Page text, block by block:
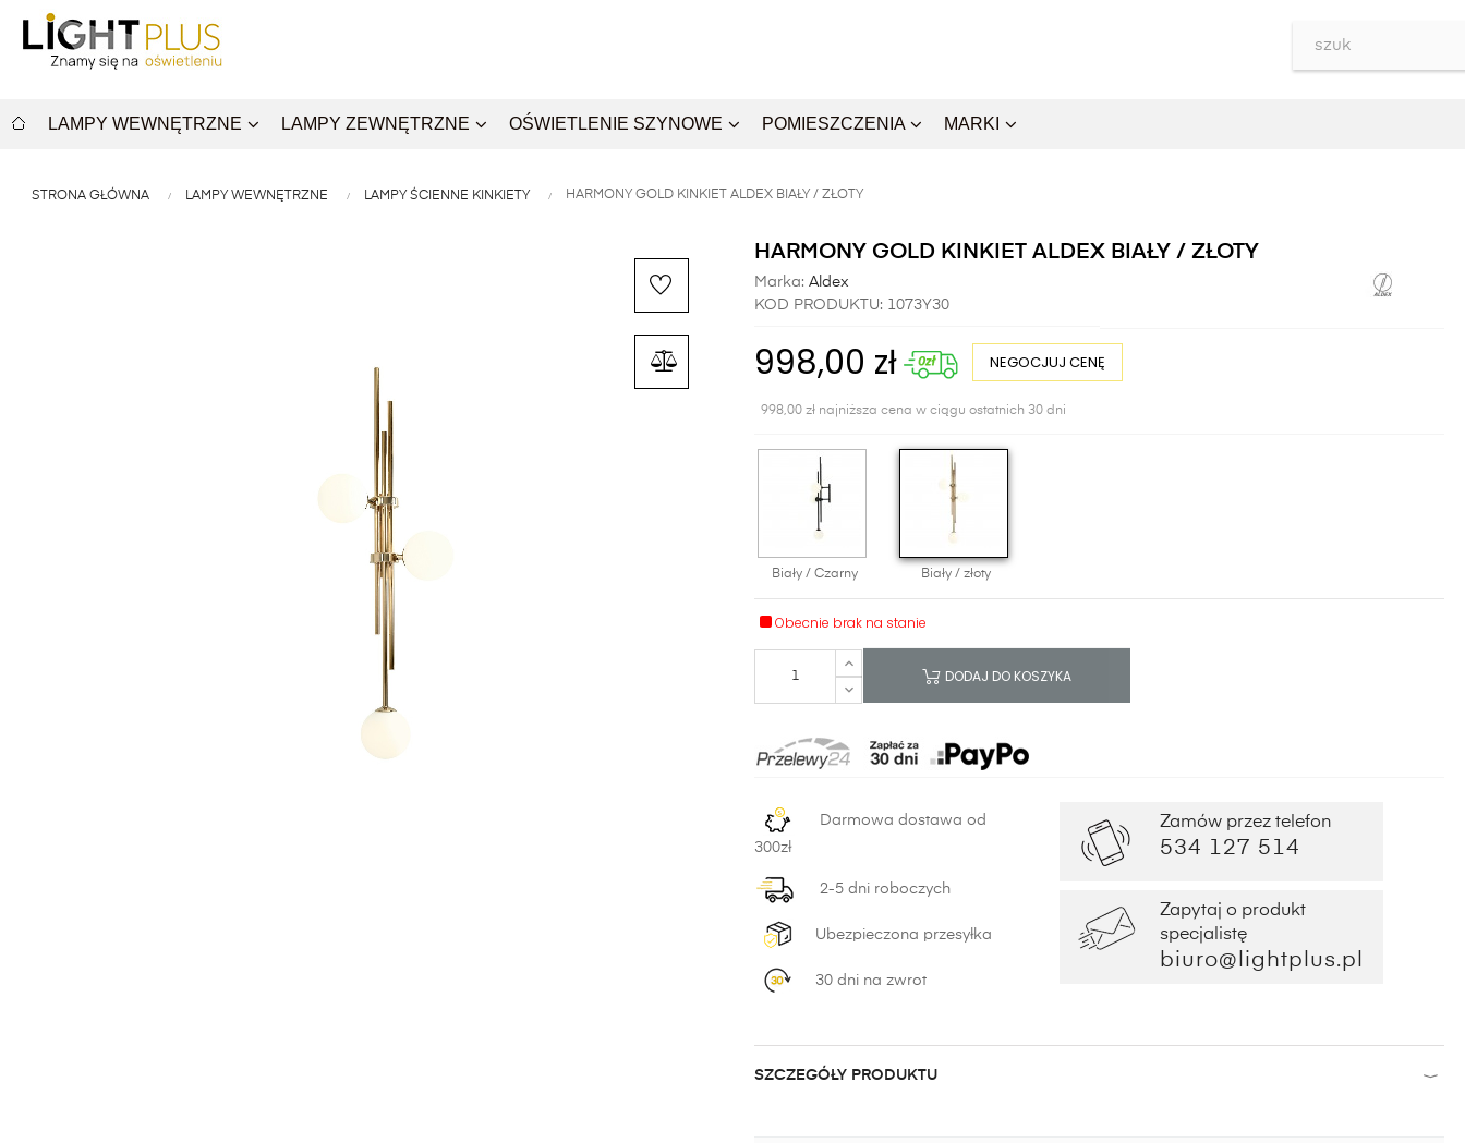
LAMPY WEWNĘTRZNE LAMPY ZEWNĘTRZNE OŚWIETLENIE SZYNOWE POMIESZCZENIA MARKI
STRONA GŁÓWNA LAMPY WEWNĘTRZNE LAMPY ŚCIENNE KINKIETY HARMONY GOLD KINKIET ALDEX BIAŁY / ZŁOTY
HARMONY GOLD KINKIET ALDEX BIAŁY / ZŁOTY
Marka: Aldex
KOD PRODUKTU: 1073Y30
998,00 zł NEGOCJUJ CENĘ
998,00 zł najniższa cena w ciągu ostatnich 30 dni
Biały / Czarny Biały / złoty
Obecnie brak na stanie
DODAJ DO KOSZYKA
Darmowa dostawa od
300zł
2-5 dni roboczych
Ubezpieczona przesyłka
30 dni na zwrot
Zamów przez telefon
534 127 514
Zapytaj o produkt
specjalistę
biuro@lightplus.pl
SZCZEGÓŁY PRODUKTU